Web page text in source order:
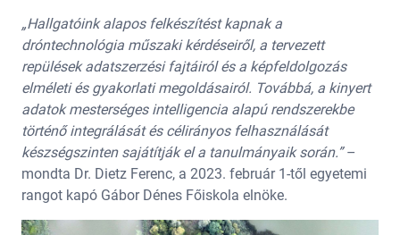
„Hallgatóink alapos felkészítést kapnak a
dróntechnológia műszaki kérdéseiről, a tervezett
repülések adatszerzési fajtáiról és a képfeldolgozás
elméleti és gyakorlati megoldásairól. Továbbá, a kinyert
adatok mesterséges intelligencia alapú rendszerekbe
történő integrálását és célirányos felhasználását
készségszinten sajátítják el a tanulmányaik során.”–
mondta Dr. Dietz Ferenc, a 2023. február 1-től egyetemi
rangot kapó Gábor Dénes Főiskola elnöke.